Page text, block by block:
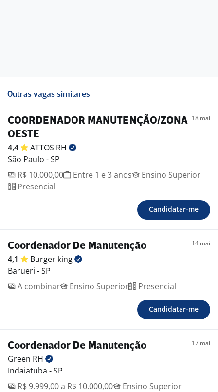
Outras vagas similares
COORDENADOR MANUTENÇÃO/ZONA
OESTE
18 mai
4,4 ATTOS RH
São Paulo - SP
R$ 10.000,00
Entre 1 e 3 anos
Ensino Superior
Presencial
Candidatar-me
Coordenador De Manutenção 14 mai
4,1 Burger king
Barueri - SP
A combinar
Ensino Superior Presencial
Candidatar-me
Coordenador De Manutenção 17 mai
Green RH
Indaiatuba - SP
R$ 9.999,00 a R$ 10.000,00
Ensino Superior